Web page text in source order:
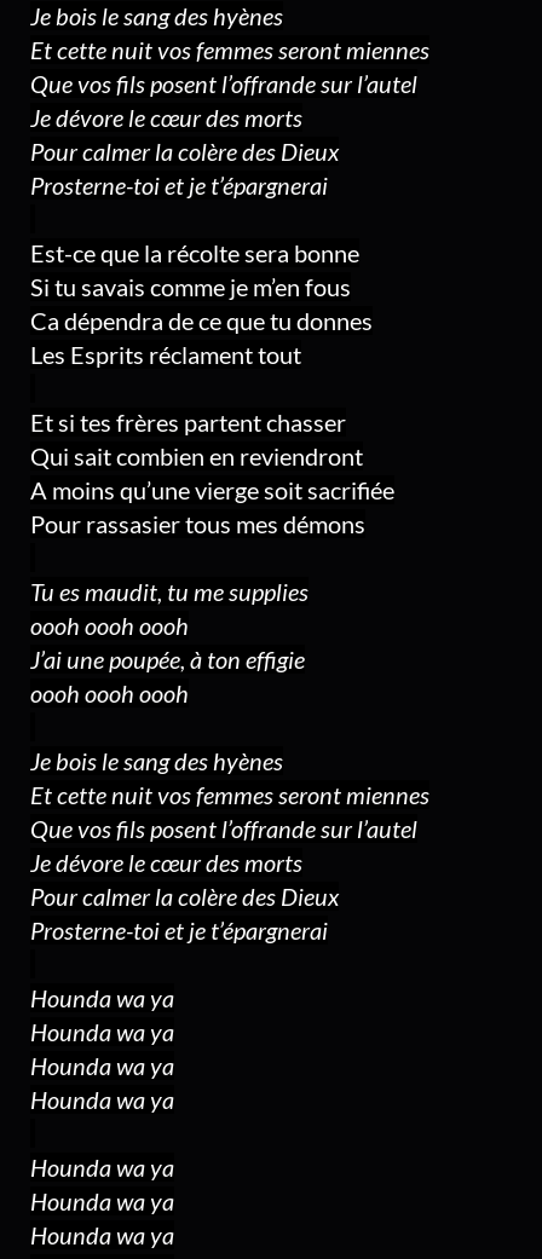
Je bois le sang des hyènes
Et cette nuit vos femmes seront miennes
Que vos fils posent l’offrande sur l’autel
Je dévore le cœur des morts
Pour calmer la colère des Dieux
Prosterne-toi et je t’épargnerai
Est-ce que la récolte sera bonne
Si tu savais comme je m’en fous
Ca dépendra de ce que tu donnes
Les Esprits réclament tout
Et si tes frères partent chasser
Qui sait combien en reviendront
A moins qu’une vierge soit sacrifiée
Pour rassasier tous mes démons
Tu es maudit, tu me supplies
oooh oooh oooh
J’ai une poupée, à ton effigie
oooh oooh oooh
Je bois le sang des hyènes
Et cette nuit vos femmes seront miennes
Que vos fils posent l’offrande sur l’autel
Je dévore le cœur des morts
Pour calmer la colère des Dieux
Prosterne-toi et je t’épargnerai
Hounda wa ya
Hounda wa ya
Hounda wa ya
Hounda wa ya
Hounda wa ya
Hounda wa ya
Hounda wa ya